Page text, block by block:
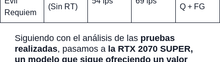
Requiem
(Sin RT)
Q + FG
Siguiendo con el análisis de las pruebas
realizadas, pasamos a la RTX 2070 SUPER,
un modelo que sigue ofreciendo un valor